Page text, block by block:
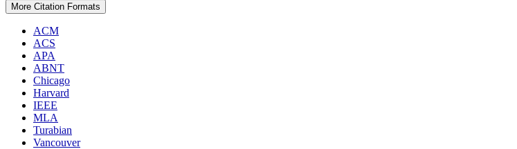
More Citation Formats
ACM
ACS
APA
ABNT
Chicago
Harvard
IEEE
MLA
Turabian
Vancouver